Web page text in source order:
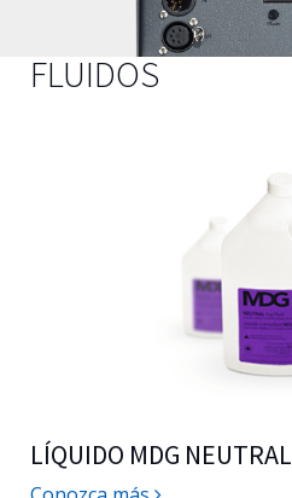
FLUIDOS
LÍQUIDO MDG NEUTRAL